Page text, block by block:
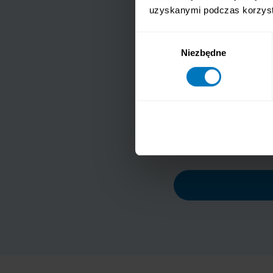
uzyskanymi podczas
Niezbędne
oferowanych
Zgadzam się na
mnie adres e-
oferowanych
Administratorem
o przetwarzaniu